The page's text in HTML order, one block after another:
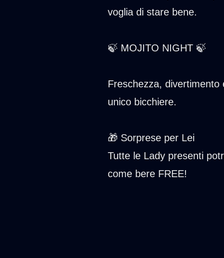
voglia di stare bene.
🍃 MOJITO NIGHT 🍃
Freschezza, divertimento
unico bicchiere.
🎁 Sorprese per Lei
Tutte le Lady presenti
come bere FREE!